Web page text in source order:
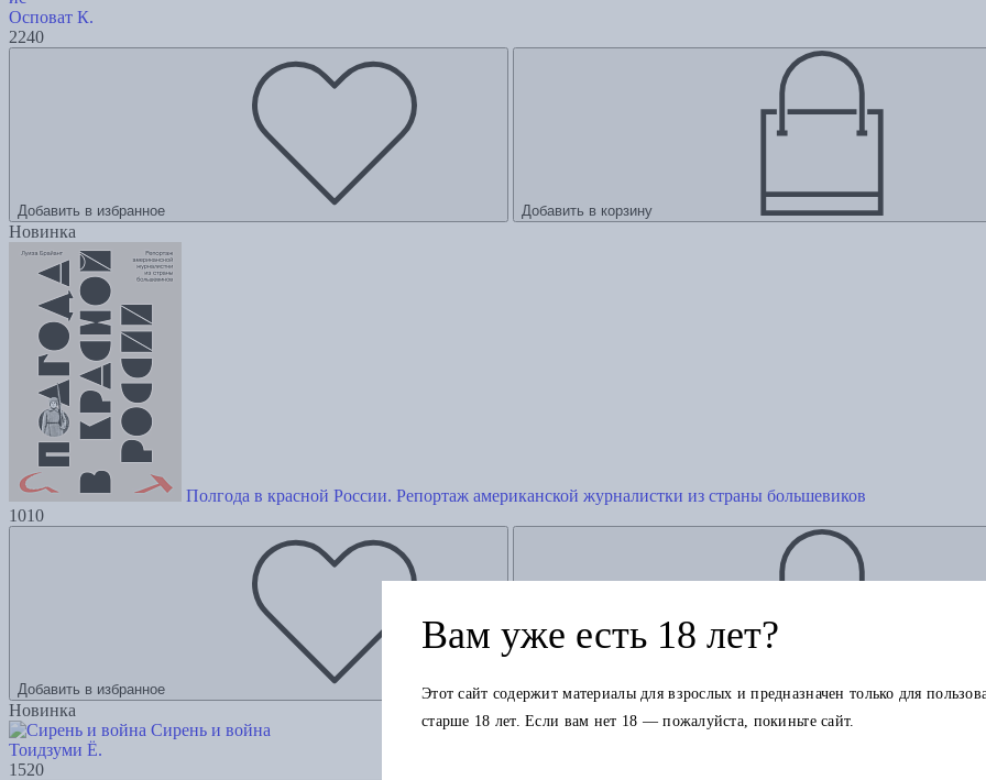
Осповат К.
2240
Добавить в избранное Добавить в корзину
Новинка
Полгода в красной России. Репортаж американской журналистки из страны большевиков
1010
Добавить в избранное Добавить в корзину
Новинка
Сирень и война
Тоидзуми Ё.
1520
Вам уже есть 18 лет?
Этот сайт содержит материалы для взрослых и предназначен только для
старше 18 лет. Если вам нет 18 — пожалуйста, покиньте сайт.